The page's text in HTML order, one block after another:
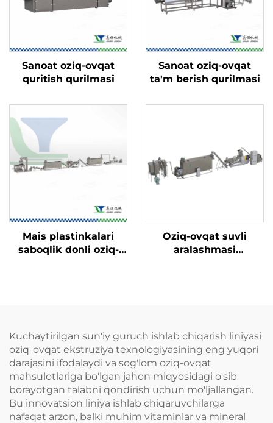
Sanoat oziq-ovqat
quritish qurilmasi
Sanoat oziq-ovqat
ta'm berish qurilmasi
Mais plastinkalari
saboqlik donli oziq-
Oziq-ovqat suvli
aralashmasi
Kuchaytirilgan sun'iy guruch ishlab chiqarish liniyasi
oziq-ovqat ekstruziya texnologiyasining eng yuqori
darajasini ifodalaydi va sog'lom oziq-ovqat
mahsulotlariga bo'lgan jahon miqyosidagi o'sib
borayotgan talabni qondirish uchun mo'ljallangan.
Bu innovatsion liniya ishlab chiqaruvchilarga
nafaqat arzon, balki muhim vitaminlar va mineral